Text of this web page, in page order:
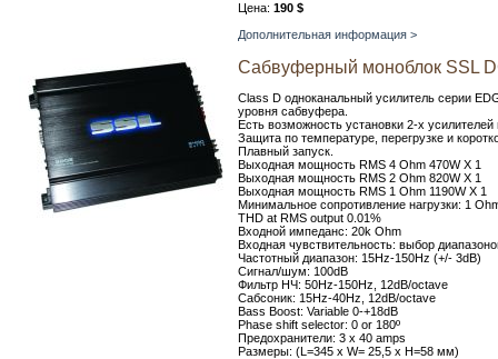
Цена: 190 $
Дополнительная информация >
Сабвуферный моноблок SSL
Class D одноканальный усилитель серии
уровня сабвуфера.
Есть возможность установки 2-х
Защита по температуре, перегрузке и
Плавный запуск.
Выходная мощность RMS 4 Ohm 470W X 1
Выходная мощность RMS 2 Ohm 820W X 1
Выходная мощность RMS 1 Ohm 1190W X 1
Минимальное сопротивление нагрузки: 1
THD at RMS output 0.01%
Входной импеданс: 20k Ohm
Входная чувствительность: выбор
Частотный диапазон: 15Hz-150Hz (+/- 3dB)
Сигнал/шум: 100dB
Фильтр НЧ: 50Hz-150Hz, 12dB/octave
Сабсоник: 15Hz-40Hz, 12dB/octave
Bass Boost: Variable 0-+18dB
Phase shift selector: 0 or 180º
Предохранители: 3 x 40 amps
Размеры: (L=345 x W= 25,5 x H=58 мм)